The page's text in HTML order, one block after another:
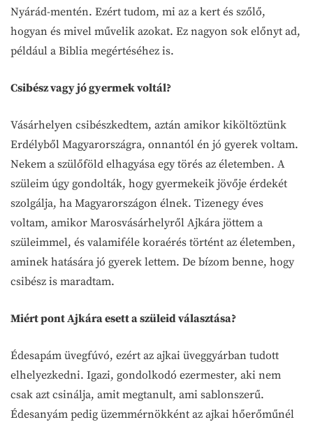
Nyárád-mentén. Ezért tudom, mi az a kert és szőlő,
hogyan és mivel művelik azokat. Ez nagyon sok előnyt ad,
például a Biblia megértéséhez is.
Csibész vagy jó gyermek voltál?
Vásárhelyen csibészkedtem, aztán amikor kiköltöztünk
Erdélyből Magyarországra, onnantól én jó gyerek voltam.
Nekem a szülőföld elhagyása egy törés az életemben. A
szüleim úgy gondolták, hogy gyermekeik jövője érdekét
szolgálja, ha Magyarországon élnek. Tizenegy éves
voltam, amikor Marosvásárhelyről Ajkára jöttem a
szüleimmel, és valamiféle koraérés történt az életemben,
aminek hatására jó gyerek lettem. De bízom benne, hogy
csibész is maradtam.
Miért pont Ajkára esett a szüleid választása?
Édesapám üvegfúvó, ezért az ajkai üveggyárban tudott
elhelyezkedni. Igazi, gondolkodó ezermester, aki nem
csak azt csinálja, amit megtanult, ami sablonszerű.
Édesanyám pedig üzemmérnökként az ajkai hőerőműnél